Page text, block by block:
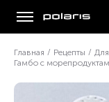
Главная / Рецепты /
Гамбо с